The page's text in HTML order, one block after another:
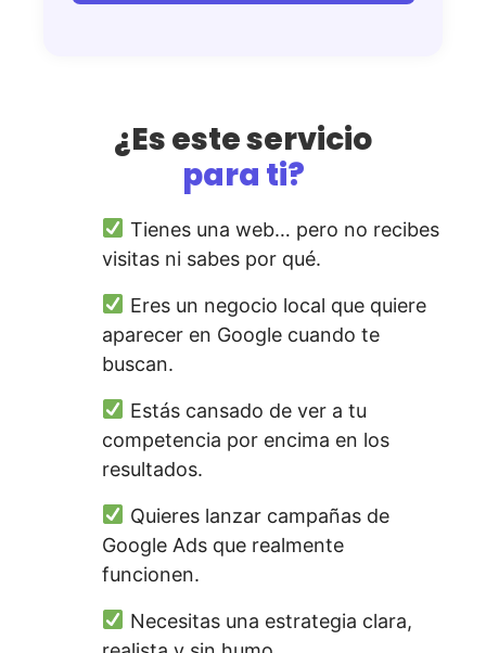
¿Es este servicio
para ti?
Tienes una web… pero no recibes
visitas ni sabes por qué.
Eres un negocio local que quiere
aparecer en Google cuando te
buscan.
Estás cansado de ver a tu
competencia por encima en los
resultados.
Quieres lanzar campañas de
Google Ads que realmente
funcionen.
Necesitas una estrategia clara,